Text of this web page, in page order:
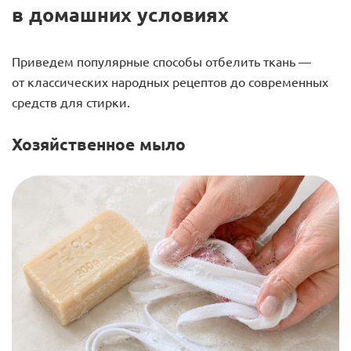
в домашних условиях
Приведем популярные способы отбелить ткань —
от классических народных рецептов до современных
средств для стирки.
Хозяйственное мыло